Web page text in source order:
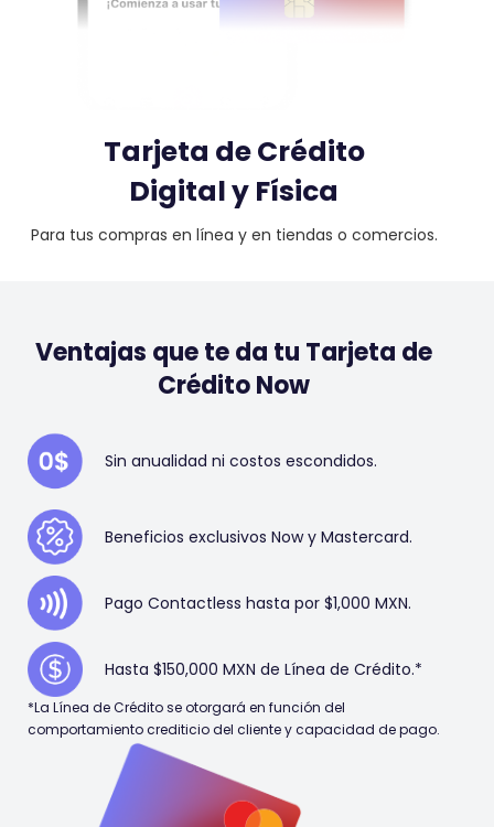
Tarjeta de Crédito
Digital y Física
Para tus compras en línea y en tiendas o comercios.
Ventajas que te da tu Tarjeta de
Crédito Now
Sin anualidad ni costos escondidos.
Beneficios exclusivos Now y Mastercard.
Pago Contactless hasta por $1,000 MXN.
Hasta $150,000 MXN de Línea de Crédito.*
*La Línea de Crédito se otorgará en función del
comportamiento crediticio del cliente y capacidad de pago.